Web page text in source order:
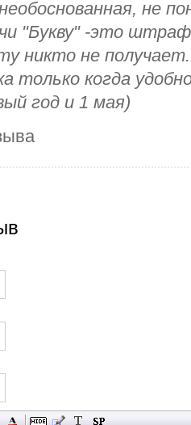
не
"Букву" -это
никто не
только когда
год и 1 мая)